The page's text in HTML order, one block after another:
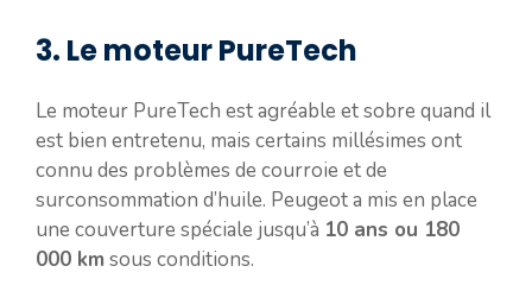
3. Le moteur PureTech
Le moteur PureTech est agréable et sobre quand il
est bien entretenu, mais certains millésimes ont
connu des problèmes de courroie et de
surconsommation d’huile. Peugeot a mis en place
une couverture spéciale jusqu’à 10 ans ou 180
000 km sous conditions.